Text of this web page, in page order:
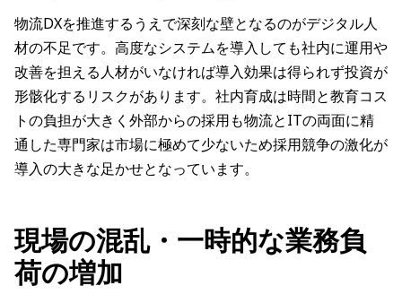
物流DXを推進するうえで深刻な壁となるのがデジタル人
材の不足です。高度なシステムを導入しても社内に運用や
改善を担える人材がいなければ導入効果は得られず投資が
形骸化するリスクがあります。社内育成は時間と教育コス
トの負担が大きく外部からの採用も物流とITの両面に精
通した専門家は市場に極めて少ないため採用競争の激化が
導入の大きな足かせとなっています。
現場の混乱・一時的な業務負
荷の増加